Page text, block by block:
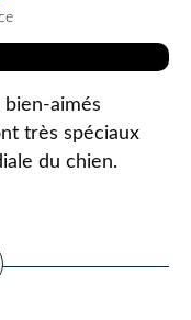
aimés
très spéciaux
du chien.